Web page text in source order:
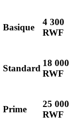
Basique
4 300
RWF
Standard
18 000
RWF
Prime
25 000
RWF